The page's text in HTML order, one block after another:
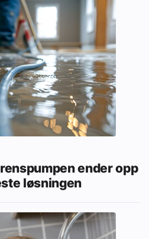
ender opp
løsningen